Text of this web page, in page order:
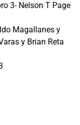
3- Nelson T Page
Magallanes y
y Brian Reta